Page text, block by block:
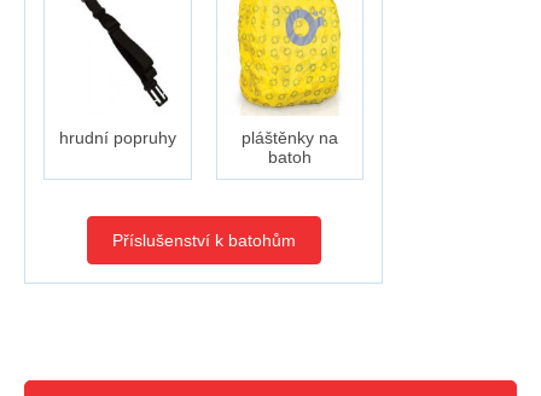
hrudní popruhy
pláštěnky na
batoh
Příslušenství k batohům